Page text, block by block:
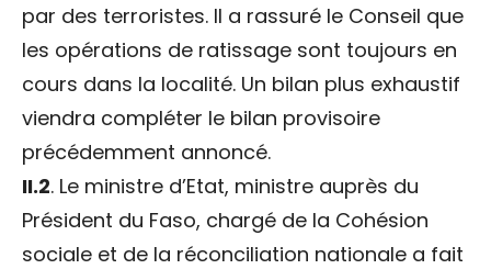
par des terroristes. Il a rassuré le Conseil que
les opérations de ratissage sont toujours en
cours dans la localité. Un bilan plus exhaustif
viendra compléter le bilan provisoire
précédemment annoncé.
II.2. Le ministre d’Etat, ministre auprès du
Président du Faso, chargé de la Cohésion
sociale et de la réconciliation nationale a fait